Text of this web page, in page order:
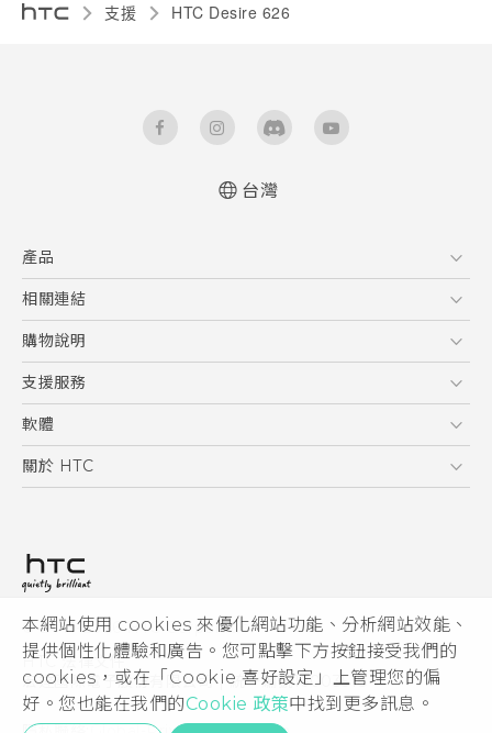
本網站使用 cookies 來優化網站功能、分析網站效能、
提供個性化體驗和廣告。您可點擊下方按鈕接受我們的
cookies，或在「Cookie 喜好設定」上管理您的偏
好。您也能在我們的Cookie 政策中找到更多訊息。
支援 HTC Desire 626‎
台灣
產品
5G
智慧型手機
配件
相關連結
HTC Research
購物說明
購物須知
訂單管理
付款方式
支援服務
到府收送維修服務
服務中心資訊
客戶服務佈告欄
軟體
應用程式
HTC Sync Manager
關於 HTC
投資人
隱私權政策
產品安全性
Cookie
© 2011-2026 HTC Corporation
HTC 法律文件
宏達國際電子股份有限公司 | 統一編號16003518